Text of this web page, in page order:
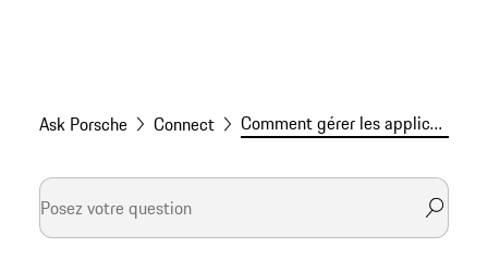
Ask Porsche Connect Comment gérer les applications pour votre Porsche